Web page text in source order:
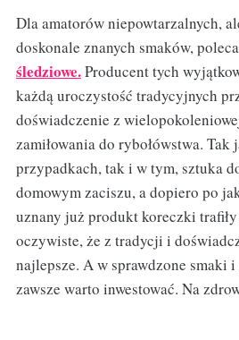
Dla amatorów niepowtarzalnych,
doskonale znanych smaków,
śledziowe.Producent tych
każdą uroczystość tradycyjnych
doświadczenie z
zamiłowania do rybołówstwa. Tak
przypadkach, tak i w tym, sztuka
domowym zaciszu, a dopiero po
uznany już produkt koreczki trafiły
oczywiste, że z tradycji i
najlepsze. A w sprawdzone smaki
zawsze warto inwestować. Na